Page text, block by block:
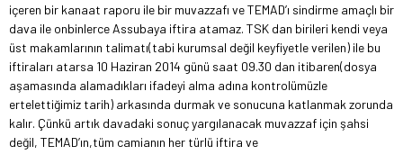
içeren bir kanaat raporu ile bir muvazzafı ve TEMAD’ı sindirme amaçlı bir
dava ile onbinlerce Assubaya iftira atamaz. TSK dan birileri kendi veya
üst makamlarının talimatı(tabi kurumsal değil keyfiyetle verilen) ile bu
iftiraları atarsa 10 Haziran 2014 günü saat 09.30 dan itibaren(dosya
aşamasında alamadıkları ifadeyi alma adına kontrolümüzle
ertelettiğimiz tarih) arkasında durmak ve sonucuna katlanmak zorunda
kalır. Çünkü artık davadaki sonuç yargılanacak muvazzaf için şahsi
değil, TEMAD’ın,tüm camianın her türlü iftira ve